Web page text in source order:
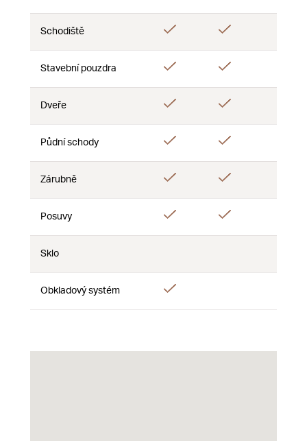
Schodiště Áno Áno
Stavební pouzdra Áno Áno
Dveře Áno Áno
Půdní schody Áno Áno
Zárubně Áno Áno
Posuvy Áno Áno
Sklo
Obkladový systém Áno